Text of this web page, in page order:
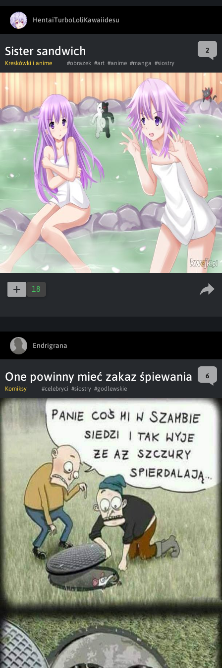
HentaiTurboLoliKawaiidesu
Sister sandwich 2
Kreskówki i anime #obrazek #art #anime #manga #siostry
18
Endrigrana
One powinny mieć zakaz śpiewania 6
Komiksy #celebryci #siostry #godlewskie